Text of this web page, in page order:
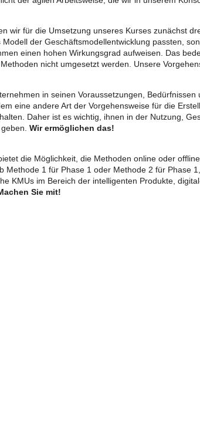
wir für die Umsetzung unseres Kurses zunächst
Modell der Geschäftsmodellentwicklung passten,
einen hohen Wirkungsgrad aufweisen. Das
nicht umgesetzt werden. Unsere
in seinen Voraussetzungen,
eine andere Art der Vorgehensweise für die
Daher ist es wichtig, ihnen in der Nutzung,
Wir ermöglichen das!
die Möglichkeit, die Methoden online oder
Methode 1 für Phase 1 oder Methode 2 für Phase
KMUs im Bereich der intelligenten Produkte,
Sie mit!